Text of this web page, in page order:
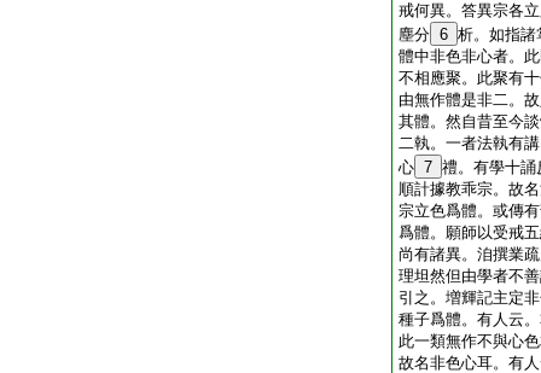
戒何異。答異宗各
塵分 6 析。如指諸
體中非色非心者。
不相應聚。此聚有
由無作體是非二。
其體。然自昔至今
二執。一者法執有
心 7 禮。有學十誦
順計據教乖宗。故
宗立色爲體。或傳
爲體。願師以受戒
尚有諸異。洎撰業
理坦然但由學者不
引之。増輝記主定
種子爲體。有人云
此一類無作不與心
故名非色心耳。有